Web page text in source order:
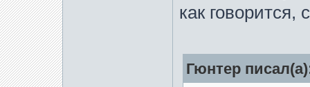
как говорится,
Гюнтер